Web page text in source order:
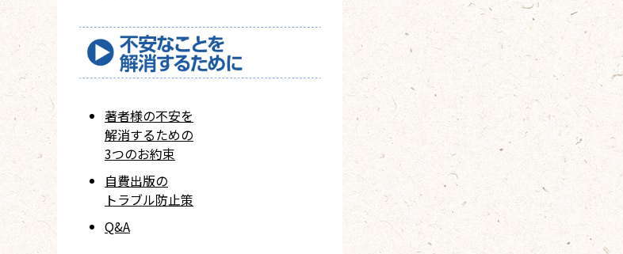
著者様の不安を
解消するための
3つのお約束
自費出版の
トラブル防止策
Q&A